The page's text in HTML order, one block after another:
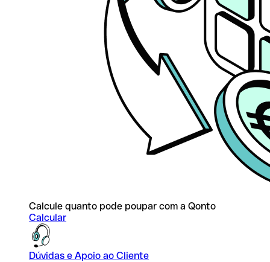
Calcule quanto pode poupar com a Qonto
Calcular
Dúvidas e Apoio ao Cliente